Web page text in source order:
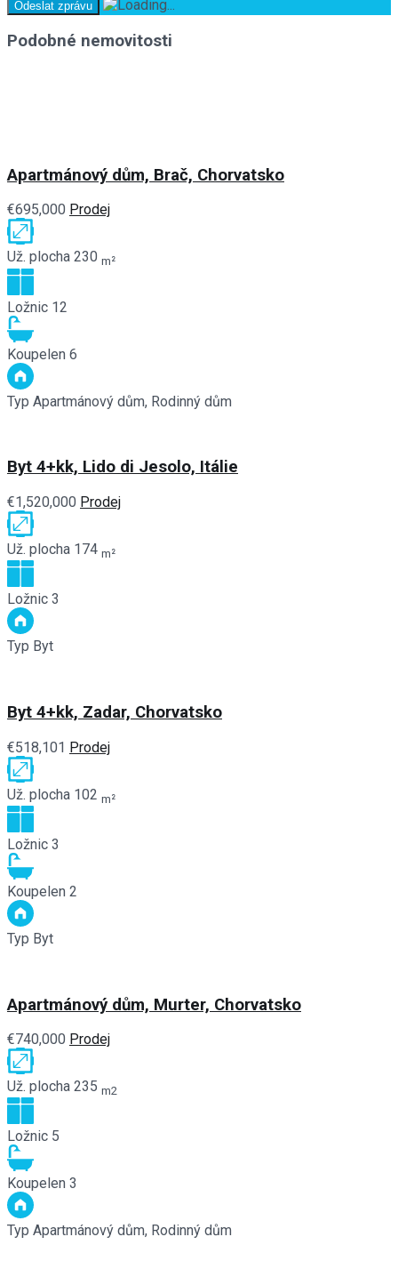
Podobné nemovitosti
Apartmánový dům, Brač, Chorvatsko
€695,000 Prodej
Už. plocha 230 m²
Ložnic 12
Koupelen 6
Typ Apartmánový dům, Rodinný dům
Byt 4+kk, Lido di Jesolo, Itálie
€1,520,000 Prodej
Už. plocha 174 m²
Ložnic 3
Typ Byt
Byt 4+kk, Zadar, Chorvatsko
€518,101 Prodej
Už. plocha 102 m²
Ložnic 3
Koupelen 2
Typ Byt
Apartmánový dům, Murter, Chorvatsko
€740,000 Prodej
Už. plocha 235 m2
Ložnic 5
Koupelen 3
Typ Apartmánový dům, Rodinný dům